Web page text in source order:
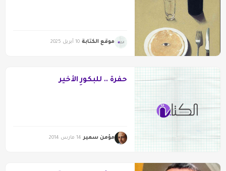
موقع الكتابة 10 أبريل 2025
حفرةٌ .. للبكورِ الأخير
مؤمن سمير 14 مارس 2014